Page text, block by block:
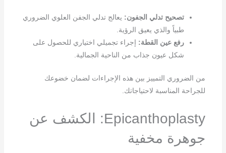
تصحيح تدلي الجفون: يعالج تدلي الجفن العلوي الضروري
طبياً والذي يعيق الرؤية.
رفع عين القطة: إجراء تجميلي اختياري للحصول على
شكل عيون جذاب من الناحية الجمالية.
من الضروري التمييز بين هذه الإجراءات لضمان خضوعك
للجراحة المناسبة لاحتياجاتك.
Epicanthoplasty: الكشف عن
جوهرة مخفية